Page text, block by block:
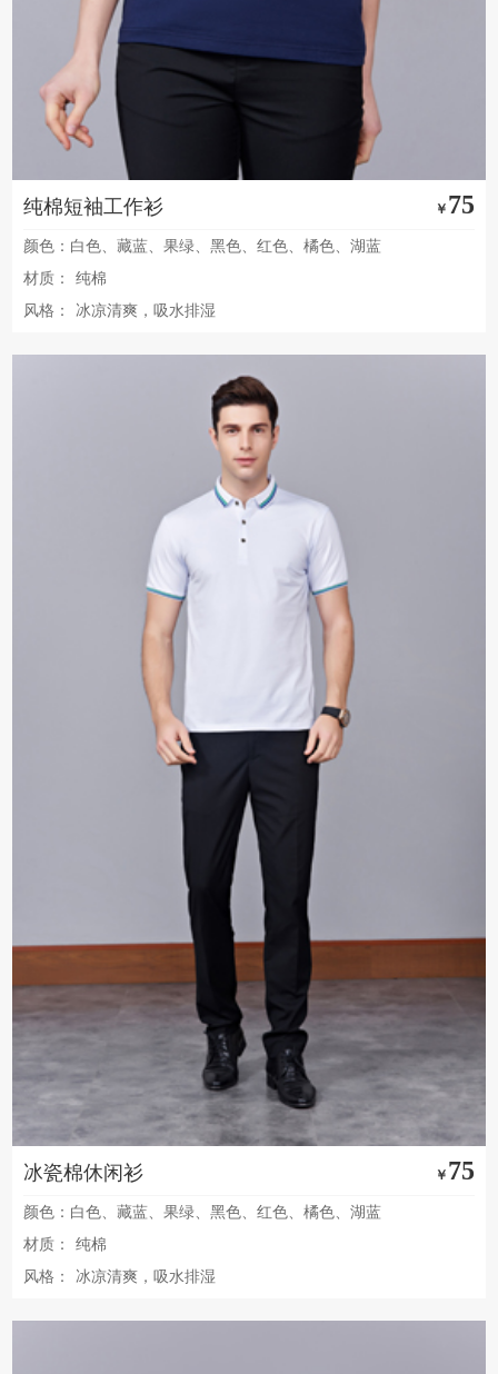
纯棉短袖工作衫 ￥ 75
颜色：白色、藏蓝、果绿、黑色、红色、橘色、湖蓝
材质：
纯棉
风格：
冰凉清爽，吸水排湿
冰瓷棉休闲衫 ￥ 75
颜色：白色、藏蓝、果绿、黑色、红色、橘色、湖蓝
材质：
纯棉
风格：
冰凉清爽，吸水排湿